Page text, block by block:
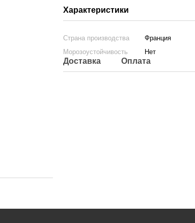
Характеристики
Страна производства
Франция
Морозоустойчивость
Нет
Доставка Оплата